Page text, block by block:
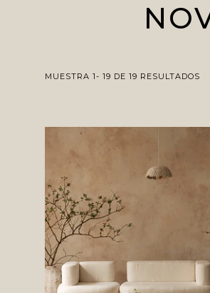
MUESTRA 1- 19 DE 19 RESULTADOS